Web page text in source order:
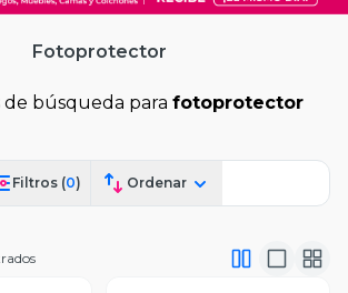
Fotoprotector
búsqueda para fotoprotector
Filtros (0) Ordenar